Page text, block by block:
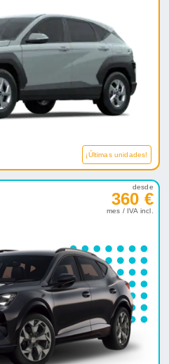
¡Últimas unidades!
desde
360 €
mes / IVA incl.